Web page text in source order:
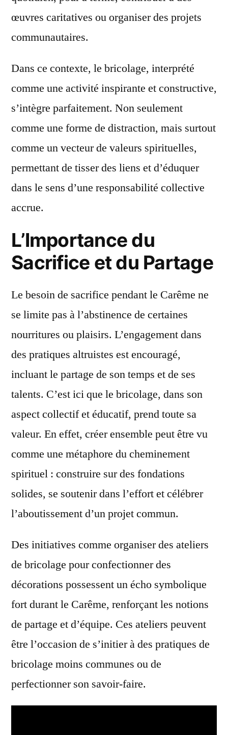
œuvres caritatives ou organiser des projets
communautaires.
Dans ce contexte, le bricolage, interprété
comme une activité inspirante et constructive,
s’intègre parfaitement. Non seulement
comme une forme de distraction, mais surtout
comme un vecteur de valeurs spirituelles,
permettant de tisser des liens et d’éduquer
dans le sens d’une responsabilité collective
accrue.
L’Importance du
Sacrifice et du Partage
Le besoin de sacrifice pendant le Carême ne
se limite pas à l’abstinence de certaines
nourritures ou plaisirs. L’engagement dans
des pratiques altruistes est encouragé,
incluant le partage de son temps et de ses
talents. C’est ici que le bricolage, dans son
aspect collectif et éducatif, prend toute sa
valeur. En effet, créer ensemble peut être vu
comme une métaphore du cheminement
spirituel : construire sur des fondations
solides, se soutenir dans l’effort et célébrer
l’aboutissement d’un projet commun.
Des initiatives comme organiser des ateliers
de bricolage pour confectionner des
décorations possessent un écho symbolique
fort durant le Carême, renforçant les notions
de partage et d’équipe. Ces ateliers peuvent
être l’occasion de s’initier à des pratiques de
bricolage moins communes ou de
perfectionner son savoir-faire.